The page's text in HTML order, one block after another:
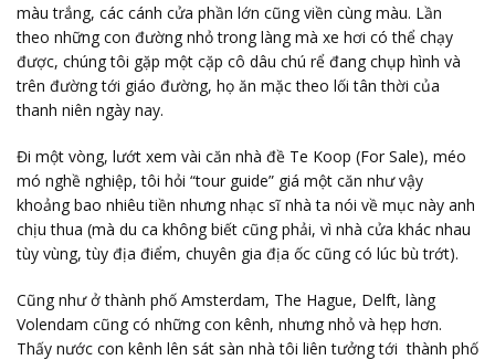
màu trắng, các cánh cửa phần lớn cũng viền cùng màu. Lần
theo những con đường nhỏ trong làng mà xe hơi có thể chạy
được, chúng tôi gặp một cặp cô dâu chú rể đang chụp hình và
trên đường tới giáo đường, họ ăn mặc theo lối tân thời của
thanh niên ngày nay.
Đi một vòng, lướt xem vài căn nhà đề Te Koop (For Sale), méo
mó nghề nghiệp, tôi hỏi “tour guide” giá một căn như vậy
khoảng bao nhiêu tiền nhưng nhạc sĩ nhà ta nói về mục này anh
chịu thua (mà du ca không biết cũng phải, vì nhà cửa khác nhau
tùy vùng, tùy địa điểm, chuyên gia địa ốc cũng có lúc bù trớt).
Cũng như ở thành phố Amsterdam, The Hague, Delft, làng
Volendam cũng có những con kênh, nhưng nhỏ và hẹp hơn.
Thấy nước con kênh lên sát sàn nhà tôi liên tưởng tới thành phố